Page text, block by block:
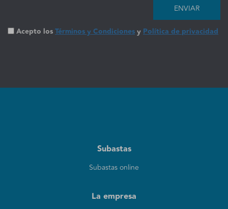
ENVIAR
Acepto losTérminos y CondicionesyPolítica de privacidad
Subastas
Subastas online
La empresa